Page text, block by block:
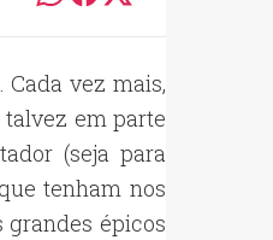
Cada vez mais,
em parte
(seja para
tenham nos
grandes épicos